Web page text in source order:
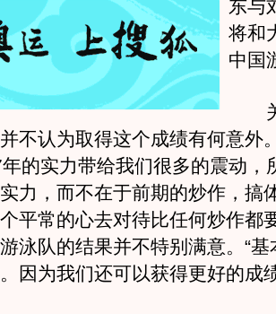
东与
将和
中国
关
不认为取得这个成绩有何意外
的实力带给我们很多的震动，
力，而不在于前期的炒作，搞
平常的心去对待比任何炒作都
泳队的结果并不特别满意。“
因为我们还可以获得更好的成